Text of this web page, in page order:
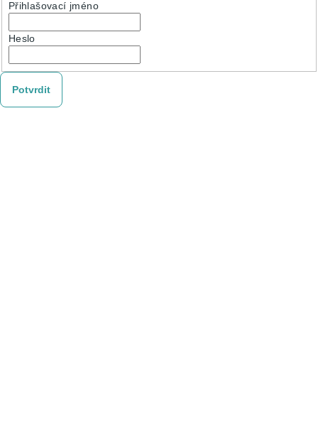
Přihlašovací jméno
Heslo
Potvrdit